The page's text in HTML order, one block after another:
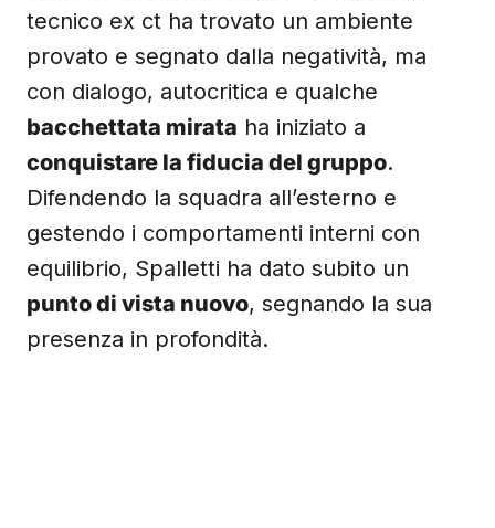
tecnico ex ct ha trovato un ambiente
provato e segnato dalla negatività, ma
con dialogo, autocritica e qualche
bacchettata mirata ha iniziato a
conquistare la fiducia del gruppo.
Difendendo la squadra all’esterno e
gestendo i comportamenti interni con
equilibrio, Spalletti ha dato subito un
punto di vista nuovo, segnando la sua
presenza in profondità.